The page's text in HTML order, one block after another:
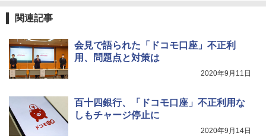
関連記事
会見で語られた「ドコモ口座」不正利
用、問題点と対策は
2020年9月11日
百十四銀行、「ドコモ口座」不正利用な
しもチャージ停止に
2020年9月14日